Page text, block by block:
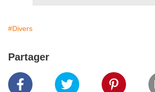
#Divers
Partager